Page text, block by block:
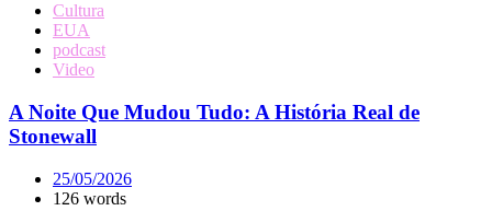
Cultura
EUA
podcast
Video
A Noite Que Mudou Tudo: A História Real de
Stonewall
25/05/2026
126 words